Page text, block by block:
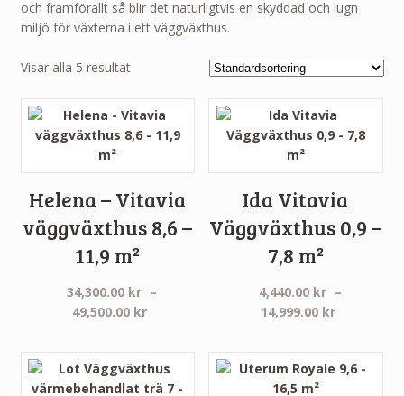
och framförallt så blir det naturligtvis en skyddad och lugn
miljö för växterna i ett väggväxthus.
Visar alla 5 resultat
Helena – Vitavia
väggväxthus 8,6 –
11,9 m²
34,300.00 kr –
49,500.00 kr
till
49,500.00 kr
Ida Vitavia
Väggväxthus 0,9 –
7,8 m²
4,440.00 kr –
14,999.00 kr
till
14,999.00